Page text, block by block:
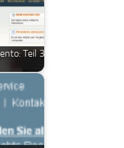
Teil 3